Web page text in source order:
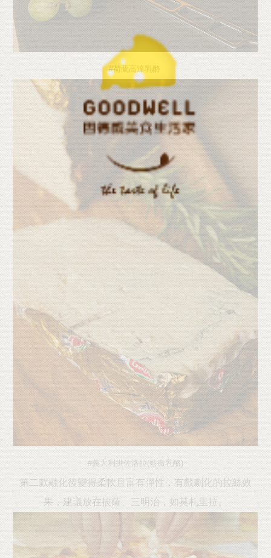
#荷蘭高達乳酪
#義大利拱佐洛拉(藍黴乳酪)
第二款融化後變得柔軟且富有彈性，有戲劇化的拉絲效
果，建議放在披薩、三明治，如莫札里拉。